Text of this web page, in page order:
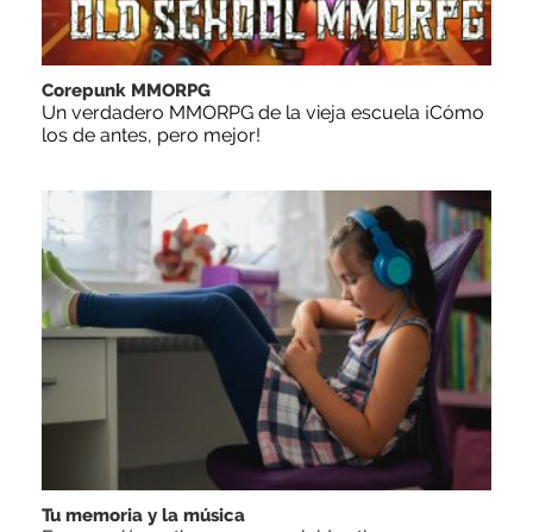
Corepunk MMORPG
Un verdadero MMORPG de la vieja escuela ¡Cómo
los de antes, pero mejor!
Tu memoria y la música